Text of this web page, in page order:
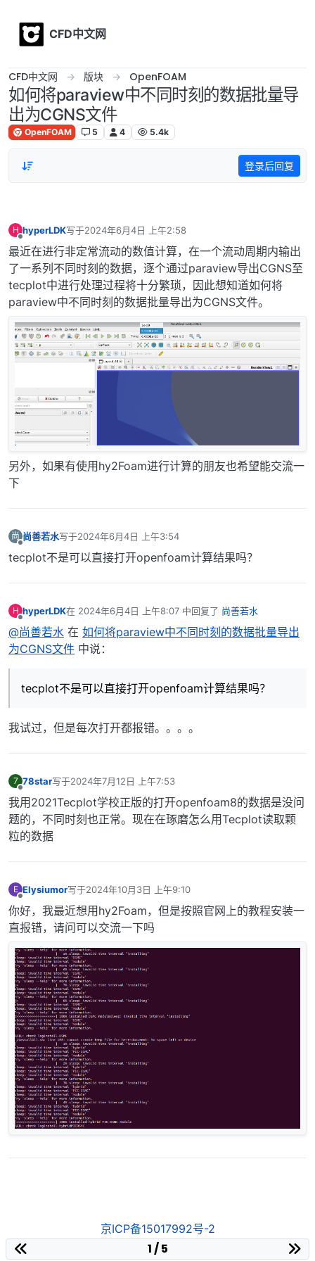
CFD中文网
CFD中文网 版块 OpenFOAM
如何将paraview中不同时刻的数据批量导
出为CGNS文件
OpenFOAM 5 4 5.4k
登录后回复
H
离线
hyperLDK写于2024年6月4日 上午2:58
最后由 编辑
最近在进行非定常流动的数值计算，在一个流动周期内输出
了一系列不同时刻的数据，逐个通过paraview导出CGNS至
tecplot中进行处理过程将十分繁琐，因此想知道如何将
paraview中不同时刻的数据批量导出为CGNS文件。
另外，如果有使用hy2Foam进行计算的朋友也希望能交流一
下
尚 尚善若水写于2024年6月4日 上午3:54
最后由 编辑
tecplot不是可以直接打开openfoam计算结果吗？
H
离线
hyperLDK在 2024年6月4日 上午8:07 中回复了 尚善若水
最后由 编辑
@尚善若水 在 如何将paraview中不同时刻的数据批量导出
为CGNS文件 中说：
tecplot不是可以直接打开openfoam计算结果吗？
我试过，但是每次打开都报错。。。。
7 78star写于2024年7月12日 上午7:53
最后由 编辑
我用2021Tecplot学校正版的打开openfoam8的数据是没问
题的，不同时刻也正常。现在在琢磨怎么用Tecplot读取颗
粒的数据
E
离线
Elysiumor写于2024年10月3日 上午9:10
最后由 编辑
你好，我最近想用hy2Foam，但是按照官网上的教程安装一
直报错，请问可以交流一下吗
京ICP备15017992号-2
1 / 5